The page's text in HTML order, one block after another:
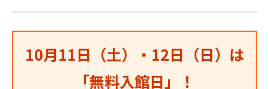
10月11日（土）・12日（日）は
「無料入館日」！